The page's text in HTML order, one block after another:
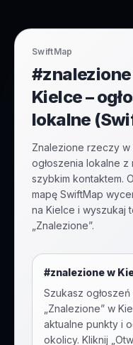
SwiftMap
Kielce –
lokalne
Znalezione rzeczy w
ogłoszenia lokalne z
szybkim kontaktem.
mapę SwiftMap
na Kielce i wyszukaj
„Znalezione”.
#znalezionew
Szukasz
Znalezione” w
aktualne punkty i
okolicy. Kliknij